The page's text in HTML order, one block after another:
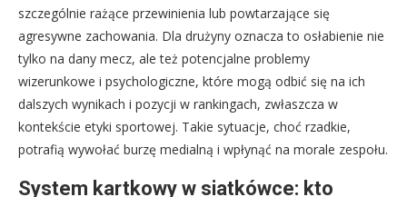
szczególnie rażące przewinienia lub powtarzające się
agresywne zachowania. Dla drużyny oznacza to osłabienie nie
tylko na dany mecz, ale też potencjalne problemy
wizerunkowe i psychologiczne, które mogą odbić się na ich
dalszych wynikach i pozycji w rankingach, zwłaszcza w
kontekście etyki sportowej. Takie sytuacje, choć rzadkie,
potrafią wywołać burzę medialną i wpłynąć na morale zespołu.
System kartkowy w siatkówce: kto